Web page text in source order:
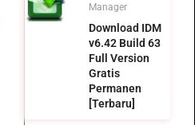
Manager
Download IDM
v6.42 Build 63
Full Version
Gratis
Permanen
[Terbaru]